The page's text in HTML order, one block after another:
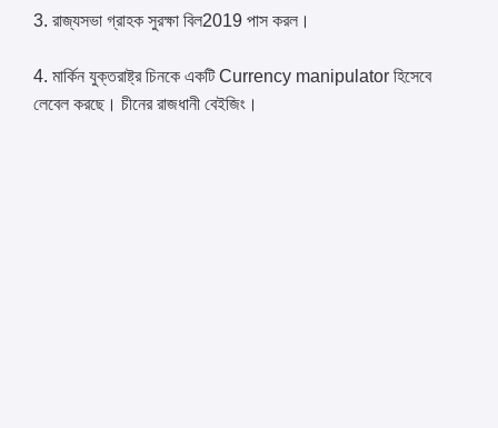
3. রাজ্যসভা গ্রাহক সুরক্ষা বিল2019 পাস করল।
4. মার্কিন যুক্তরাষ্ট্র চিনকে একটি Currency manipulator হিসেবে
লেবেল করছে। চীনের রাজধানী বেইজিং।